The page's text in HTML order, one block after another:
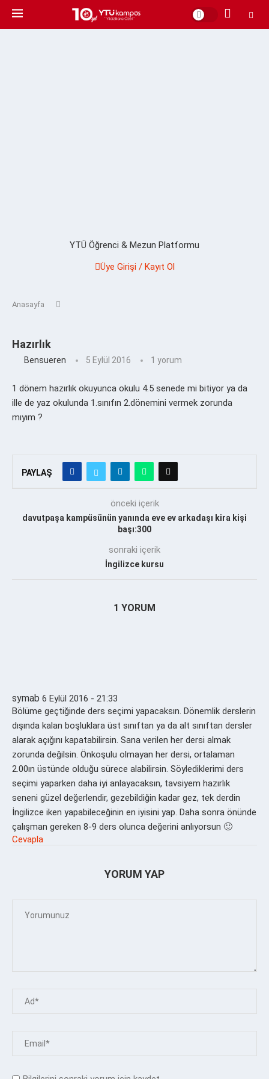
YTÜ Öğrenci & Mezun Platformu
Üye Girişi / Kayıt Ol
Anasayfa
Hazırlık
Bensueren 5 Eylül 2016 1 yorum
1 dönem hazırlık okuyunca okulu 4.5 senede mi bitiyor ya da
ille de yaz okulunda 1.sınıfın 2.dönemini vermek zorunda
mıyım ?
PAYLAŞ
önceki içerik
davutpaşa kampüsünün yanında eve ev arkadaşı kira kişi
başı:300
sonraki içerik
İngilizce kursu
1 YORUM
symab 6 Eylül 2016 - 21:33
Bölüme geçtiğinde ders seçimi yapacaksın. Dönemlik derslerin
dışında kalan boşluklara üst sınıftan ya da alt sınıftan dersler
alarak açığını kapatabilirsin. Sana verilen her dersi almak
zorunda değilsin. Önkoşulu olmayan her dersi, ortalaman
2.00ın üstünde olduğu sürece alabilirsin. Söylediklerimi ders
seçimi yaparken daha iyi anlayacaksın, tavsiyem hazırlık
seneni güzel değerlendir, gezebildiğin kadar gez, tek derdin
İngilizce iken yapabileceğinin en iyisini yap. Daha sonra önünde
çalışman gereken 8-9 ders olunca değerini anlıyorsun 🙂
Cevapla
YORUM YAP